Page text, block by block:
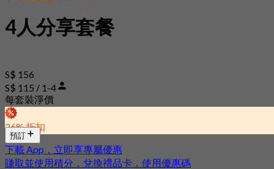
4人分享套餐
S$ 156
S$ 115 / 1-4
每套裝淨價
26% 折扣
預訂
下載 App，立即享專屬優惠
賺取並使用積分，兌換禮品卡，使用優惠碼